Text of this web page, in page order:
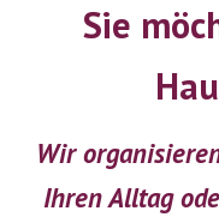
Sie
Wir
Ihren Alltag